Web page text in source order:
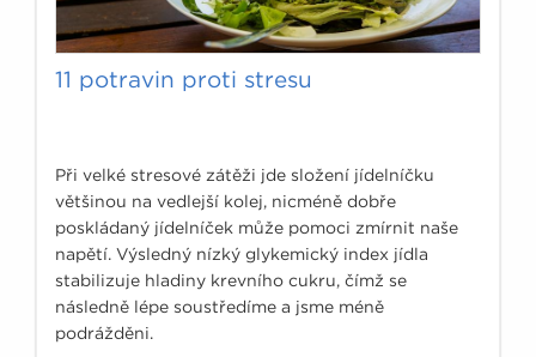
11 potravin proti stresu
Při velké stresové zátěži jde složení jídelníčku
většinou na vedlejší kolej, nicméně dobře
poskládaný jídelníček může pomoci zmírnit naše
napětí. Výsledný nízký glykemický index jídla
stabilizuje hladiny krevního cukru, čímž se
následně lépe soustředíme a jsme méně
podrážděni.